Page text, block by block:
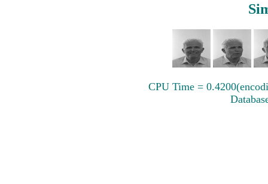
CPU Time =